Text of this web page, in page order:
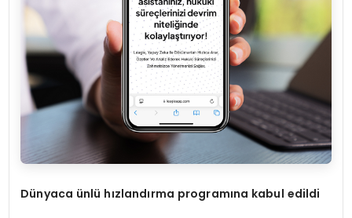
Dünyaca ünlü hızlandırma programına kabul edildi